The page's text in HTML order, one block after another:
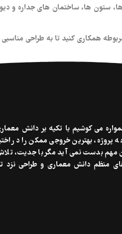
ستون‌ ها، ساختمان‌ های جداره و
همکاری کنید تا به طراحی مناسبی
می کوشیم با تکیه بر دانش
بهترین خروجی ممکن را در
مهم بدست نمی آید مگر با جدیت،
منظم دانش معماری و طراحی نزد